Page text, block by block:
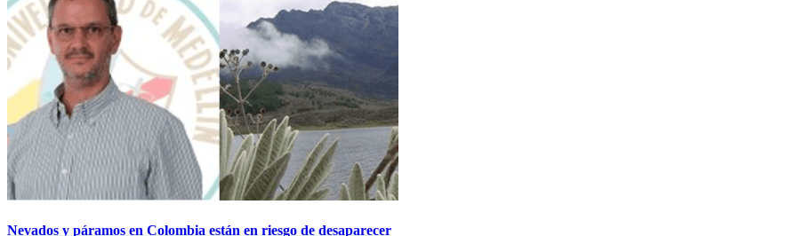
Nevados y páramos en Colombia están en riesgo de desaparecer